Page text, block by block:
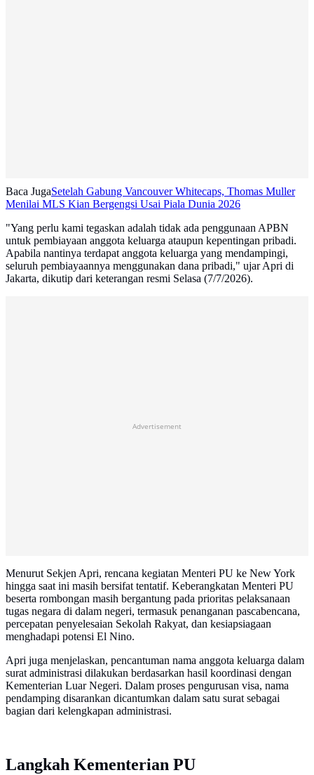
Baca JugaSetelah Gabung Vancouver Whitecaps, Thomas Muller
Menilai MLS Kian Bergengsi Usai Piala Dunia 2026
"Yang perlu kami tegaskan adalah tidak ada penggunaan APBN
untuk pembiayaan anggota keluarga ataupun kepentingan pribadi.
Apabila nantinya terdapat anggota keluarga yang mendampingi,
seluruh pembiayaannya menggunakan dana pribadi," ujar Apri di
Jakarta, dikutip dari keterangan resmi Selasa (7/7/2026).
Advertisement
Menurut Sekjen Apri, rencana kegiatan Menteri PU ke New York
hingga saat ini masih bersifat tentatif. Keberangkatan Menteri PU
beserta rombongan masih bergantung pada prioritas pelaksanaan
tugas negara di dalam negeri, termasuk penanganan pascabencana,
percepatan penyelesaian Sekolah Rakyat, dan kesiapsiagaan
menghadapi potensi El Nino.
Apri juga menjelaskan, pencantuman nama anggota keluarga dalam
surat administrasi dilakukan berdasarkan hasil koordinasi dengan
Kementerian Luar Negeri. Dalam proses pengurusan visa, nama
pendamping disarankan dicantumkan dalam satu surat sebagai
bagian dari kelengkapan administrasi.
Langkah Kementerian PU